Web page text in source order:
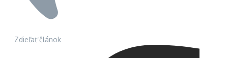
Zdieľať článok